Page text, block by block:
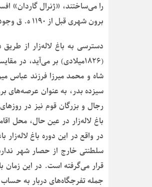
را می‌ساختند، «ژنرال گاردان»
برون شهری قبل از ۱۱۹۰ ه. ق وجود داشته است.
(۱۸۲۶میلادی) بر می‌آید، در
شاه و محمد میرزا فرزند عباس
سیزده بدر، به عنوان عرصه‌های
رجال و بزرگان قوم نیز در
باغ لاله‌زار در عین حال، محل
در واقع در این دوره باغ
سلطنتی خارج از حصار شهر
قرار می‌گرفته است. در این زمان
جمله تفرجگاه‌های دربار به